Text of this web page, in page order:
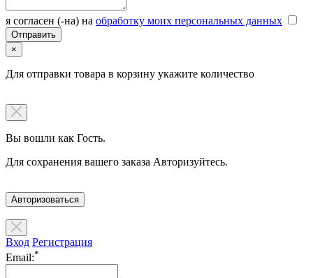
я согласен (-на) на обработку моих персональных данных
×
Для отправки товара в корзину укажите количество
Вы вошли как Гость.
Для сохранения вашего заказа Авторизуйтесь.
Авторизоваться
Вход Регистрация
Email:*